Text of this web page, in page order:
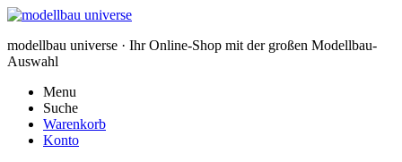
modellbau universe · Ihr Online-Shop mit der großen Modellbau-
Auswahl
Menu
Suche
Warenkorb
Konto